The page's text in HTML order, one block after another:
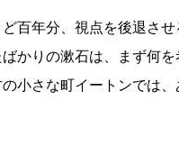
百年分、視点を後退さ
かりの漱石は、まず何
小さな町イートンでは